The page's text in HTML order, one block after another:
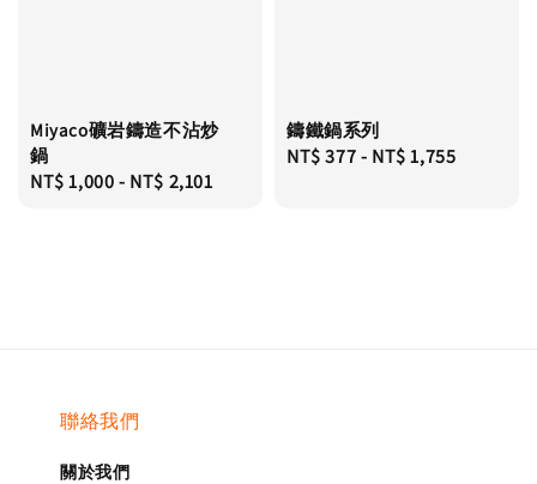
Miyaco礦岩鑄造不沾炒
鍋
Regular
NT$ 1,000- NT$ 2,101
鑄鐵鍋系列
Regular
NT$ 377- NT$ 1,755
聯絡我們
關於我們